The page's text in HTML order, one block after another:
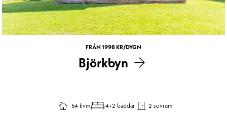
FRÅN 1998 KR/DYGN
Björkbyn
54 kvm 4+2 bäddar 2 sovrum